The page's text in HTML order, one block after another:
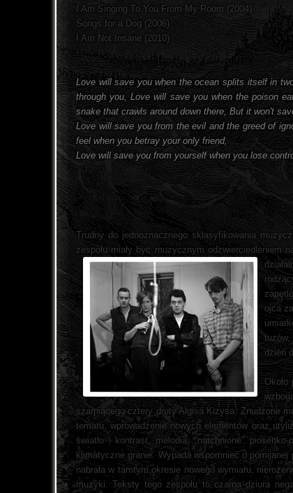
I Am Singing To You From My Room (2004)
Songs for a Dog (2006)
I Am Not Insane (2010)
Love will save you when the ocean splits itself in
through you, Love will save you when the poison
snake that crawls around down there, But it won't
Love will save you from the evil and the greed of
feel when you betray your only friend,
Love will save you from yourself when you lose
Trudny do jednoznacznego sklasyfikowania
zespołu miały być muzycznym odzwierciedleniem
ojca
dzień
szarpiącego cztery druty Algisa Kizysa. Znudzone
tematu, wprowadzenie nowych elementów oraz
światło i kontrast, melodia, "natchnione"
klimatyczne granie. Wypada wspomnieć o
nabrała w tamtym okresie nowego wymiaru,
muzyki. Teksty tego zespołu to czarna dziura